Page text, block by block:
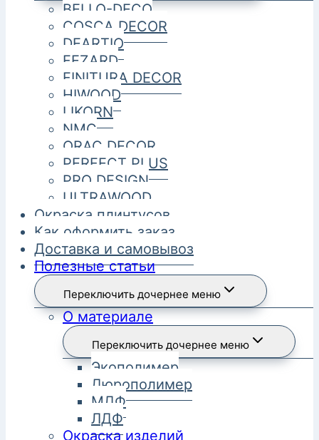
BELLO-DECO
COSCA DECOR
DEARTIO
FEZARD
FINITURA DECOR
HIWOOD
LIKORN
NMC
ORAC DECOR
PERFECT PLUS
PRO DESIGN
ULTRAWOOD
Окраска плинтусов
Как оформить заказ
Доставка и самовывоз
Полезные статьи
Переключить дочернее меню
О материале
Переключить дочернее меню
Экополимер
Дюрополимер
МДФ
ЛДФ
Окраска изделий